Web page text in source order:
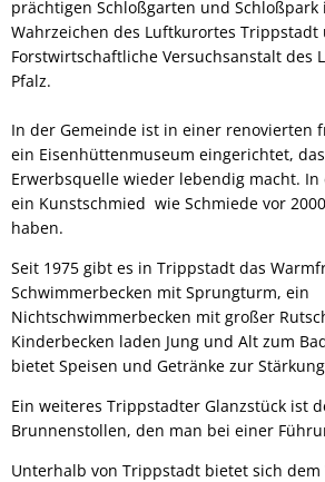
prächtigen Schloßgarten und Schloßpark
Wahrzeichen des Luftkurortes
Forstwirtschaftliche Versuchsanstalt des
Pfalz.
In der Gemeinde ist in einer renovierten
ein Eisenhüttenmuseum eingerichtet,
Erwerbsquelle wieder lebendig macht.
ein Kunstschmied wie Schmiede vor
haben.
Seit 1975 gibt es in Trippstadt das
Schwimmerbecken mit Sprungturm, ein
Nichtschwimmerbecken mit großer
Kinderbecken laden Jung und Alt zum
bietet Speisen und Getränke zur
Ein weiteres Trippstadter Glanzstück ist
Brunnenstollen, den man bei einer
Unterhalb von Trippstadt bietet sich